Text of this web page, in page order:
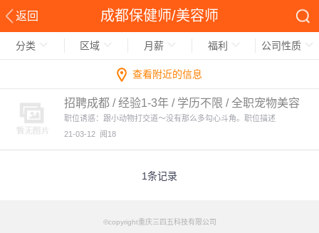
返回 成都保健师/美容师
分类 区域 月薪 福利 公司性质
查看附近的信息
招聘成都 / 经验1-3年 / 学历不限 / 全职宠物美容
师
职位诱惑：跟小动物打交道～没有那么多勾心斗角。职位描述
21-03-12 阅18
1条记录
©copyright重庆三四五科技有限公司